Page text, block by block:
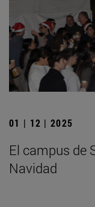
01 | 12 | 2025
El campus de
Navidad